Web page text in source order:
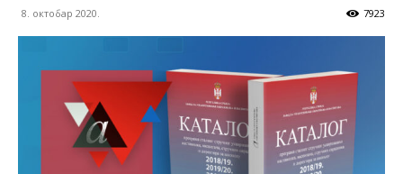
8. октобар 2020. 7923